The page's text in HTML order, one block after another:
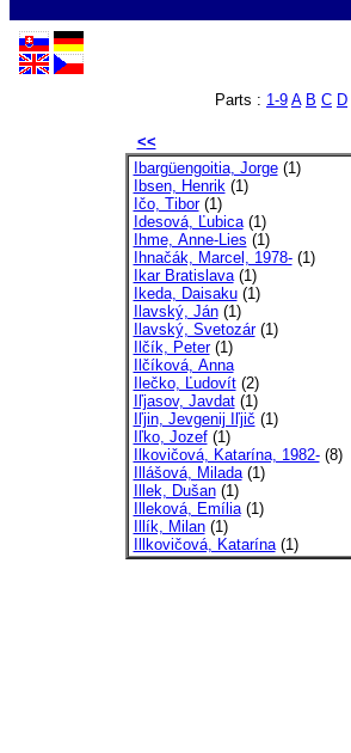
Parts : 1-9 A B C D
<<
Ibargüengoitia, Jorge(1)
Ibsen, Henrik(1)
Ičo, Tibor(1)
Idesová, Ľubica(1)
Ihme, Anne-Lies (1)
Ihnačák, Marcel, 1978-(1)
Ikar Bratislava(1)
Ikeda, Daisaku(1)
Ilavský, Ján(1)
Ilavský, Svetozár(1)
Ilčík, Peter(1)
Ilčíková, Anna
Ilečko, Ľudovít(2)
Iľjasov, Javdat(1)
Iľjin, Jevgenij Iľjič (1)
Iľko, Jozef(1)
Ilkovičová, Katarína, 1982-(8)
Illášová, Milada(1)
Illek, Dušan(1)
Illeková, Emília(1)
Illík, Milan(1)
Illkovičová, Katarína(1)